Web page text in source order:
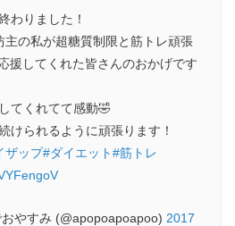
わりました！
主の私が超糖質制限と筋トレ頑張
援してくれた皆さんのおかげです
てくれてて感動🤣
けられるように頑張ります！
ザップ#ダイエット#筋トレ
やすみ (@apopoapoapoo) 2017